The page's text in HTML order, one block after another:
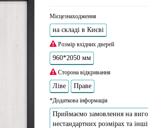
Місцезнаходження
на складі в Києві
Розмір вхідних дверей
960*2050 мм
Сторона відкривання
Ліве Праве
*Додаткова інформація
Приймаємо замовлення на
нестандартних розмірах та